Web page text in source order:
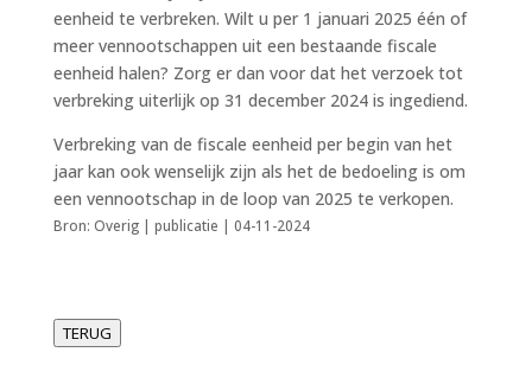
eenheid te verbreken. Wilt u per 1 januari 2025 één of
meer vennootschappen uit een bestaande fiscale
eenheid halen? Zorg er dan voor dat het verzoek tot
verbreking uiterlijk op 31 december 2024 is ingediend.
Verbreking van de fiscale eenheid per begin van het
jaar kan ook wenselijk zijn als het de bedoeling is om
een vennootschap in de loop van 2025 te verkopen.
Bron: Overig | publicatie | 04-11-2024
TERUG